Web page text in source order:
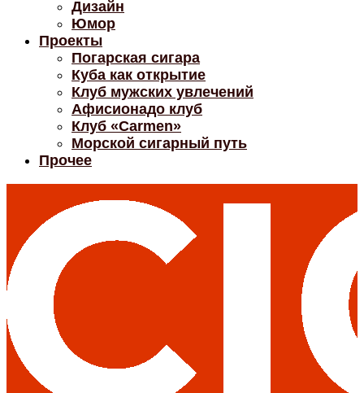
Дизайн
Юмор
Проекты
Погарская сигара
Куба как открытие
Клуб мужских увлечений
Афисионадо клуб
Клуб «Carmen»
Морской сигарный путь
Прочее